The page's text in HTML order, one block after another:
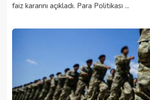
faiz kararını açıkladı. Para Politikası ...